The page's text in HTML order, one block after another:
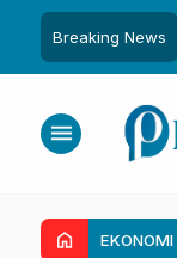
Breaking News
Gelar Sulo
menu
home EKONOMI